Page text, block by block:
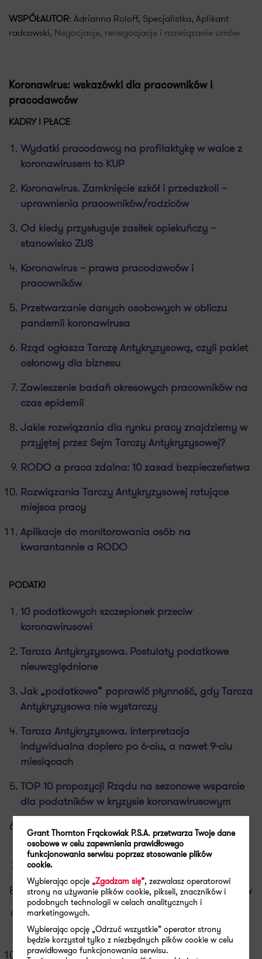
WSPÓŁAUTOR: Adrianna Roloff, Specjalistka, Aplikant
radcowski, Negocjacje, renegocjacje i rozwiązanie umów
Koronawirus: wskazówki dla pracowników i
pracodawców
KADRY I PŁACE
Wydatki pracodawcy na profilaktykę w walce z
koronawirusem to KUP
Koronawirus. Zamknięcie szkół i przedszkoli –
uprawnienia pracowników/rodziców
Od kiedy przysługuje zasiłek opiekuńczy –
stanowisko ZUS
Koronawirus – prawa pracodawców i
pracowników
Przetwarzanie danych osobowych w obliczu
pandemii koronawirusa
Rząd ogłasza Tarczę Antykryzysową, czyli pakiet
osłonowy dla biznesu
Zawieszenie badań okresowych pracowników na
czas epidemii
Jakie rozwiązania dla rynku pracy znajdziemy w
przyjętej przez Sejm Tarczy Antykryzysowej?
RODO a praca zdalna: 10 zasad bezpieczeństwa
Rozwiązania Tarczy Antykryzysowej ratujące
miejsca pracy
Aplikacje do monitorowania osób na
kwarantannie a RODO
PODATKI
10 podatkowych szczepionek przeciw
koronawirusowi
Tarcza Antykryzysowa. Postulaty podatkowe
nieuwzględnione
Jak „podatkowo” poprawić płynność, gdy Tarcza
Antykryzysowa nie wystarczy
Tarcza Antykryzysowa. Interpretacja
indywidualna dopiero po 6-ciu, a nawet 9-ciu
miesiącach
TOP 10 propozycji Rządu na sezonowe wsparcie
dla podatników w kryzysie koronawirusowym
Decyzja o wsparciu w obliczu pandemii
koronawirusa
Zmiana warunków wsparcia w PSI/SSE
Tarcza 2.0 – poświąteczne ostatki dla podatników
Ceny transferowe – wyzwania w dobie COVID-19
i kryzysu gospodarczego
Koronawirus powodem kolejnego odroczenia
Grant Thornton Frąckowiak P.S.A. przetwarza Twoje dane
osobowe w celu zapewnienia prawidłowego
funkcjonowania serwisu poprzez stosowanie plików
cookie.
Wybierając opcje„Zgadzam się”, zezwalasz operatorowi
strony na używanie plików cookie, pikseli, znaczników i
podobnych technologii w celach analitycznych i
marketingowych.
Wybierając opcję „Odrzuć wszystkie” operator strony
będzie korzystał tylko z niezbędnych pików cookie w celu
prawidłowego funkcjonowania serwisu.